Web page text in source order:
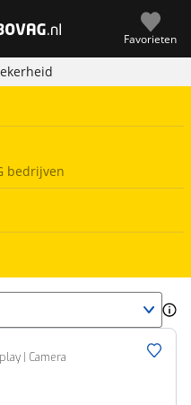
Favorieten
bedrijven
| Camera